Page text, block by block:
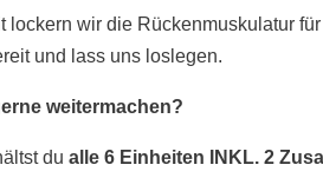
lockern wir die Rückenmuskulatur
und lass uns loslegen.
weitermachen?
du alle 6 Einheiten INKL. 2